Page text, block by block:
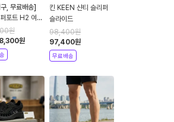
, 무료배송]
포트 H2 여성
웃도어 샌들
핑 페스 오프
원
원
킨 KEEN 샨티 슬리퍼
슬라이드
98,400원
97,400원
무료배송